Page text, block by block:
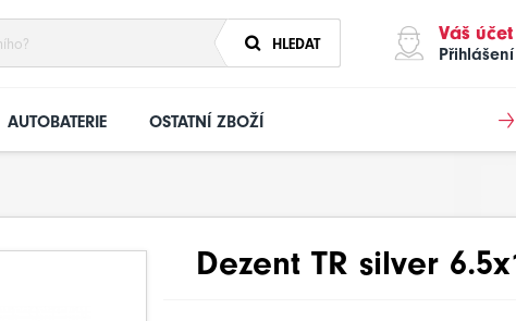
HLEDAT Váš účet
Přihlášení
AUTOBATERIE OSTATNÍ ZBOŽÍ
Dezent TR silver